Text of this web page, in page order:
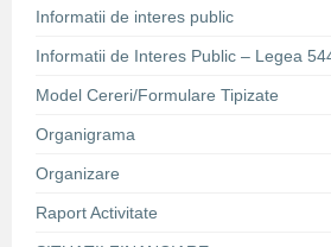
Informatii de interes public
Informatii de Interes Public – Legea
Model Cereri/Formulare Tipizate
Organigrama
Organizare
Raport Activitate